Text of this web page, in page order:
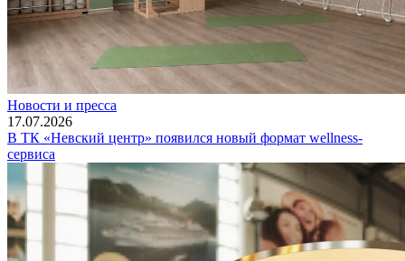
Новости и пресса
17.07.2026
В ТК «Невский центр» появился новый формат wellness-
сервиса